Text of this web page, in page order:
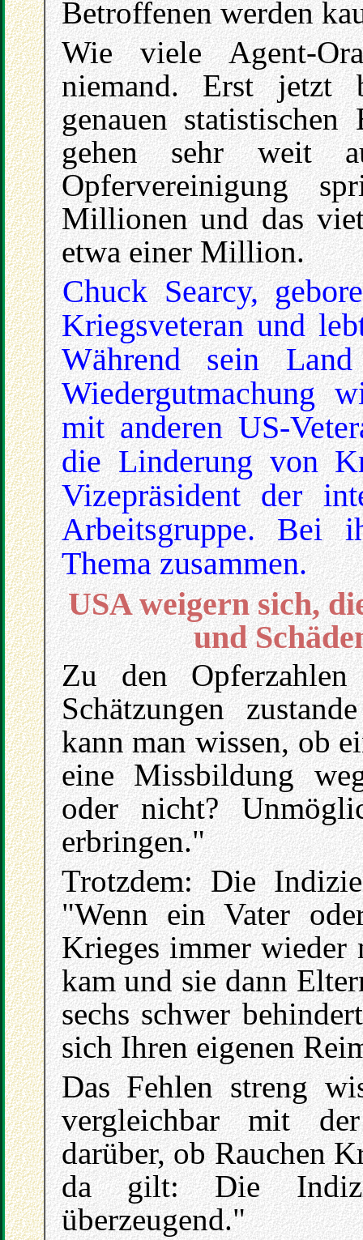
Betroffenen werden
Wie viele Agent-
niemand. Erst jetzt
genauen statistischen
gehen sehr weit
Opfervereinigung
Millionen und das
etwa einer Million.
Chuck Searcy,
Kriegsveteran und
Während sein
Wiedergutmachung
mit anderen US-
die Linderung von
Vizepräsident der
Arbeitsgruppe. Bei
Thema zusammen.
USA weigern sich,
und
Zu den
Schätzungen
kann man wissen, ob
eine Missbildung
oder nicht?
erbringen."
Trotzdem: Die
"Wenn ein Vater
Krieges immer
kam und sie dann
sechs schwer
sich Ihren eigenen
Das Fehlen streng
vergleichbar mit der
darüber, ob Rauchen
da gilt: Die
überzeugend."